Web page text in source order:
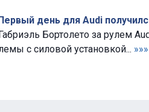
день для Audi
Бортолето за рулем
с силовой установкой... »»»